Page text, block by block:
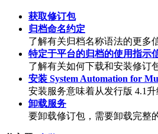
获取修订包
归档命名约定
了解有关归档名称语法的更多
特定于平台的归档的使用指示
了解有关如何下载和安装修订
安装 System Automation for
安装服务意味着从发行版 4.1升
卸载服务
要卸载修订包，需要卸载完整